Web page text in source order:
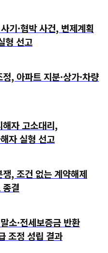
기·협박 사건, 변제계획
형 선고
, 아파트 지분·상가·차량
자 고소대리,
자 실형 선고
, 조건 없는 계약해제
결
소·전세보증금 반환
조정 성립 결과